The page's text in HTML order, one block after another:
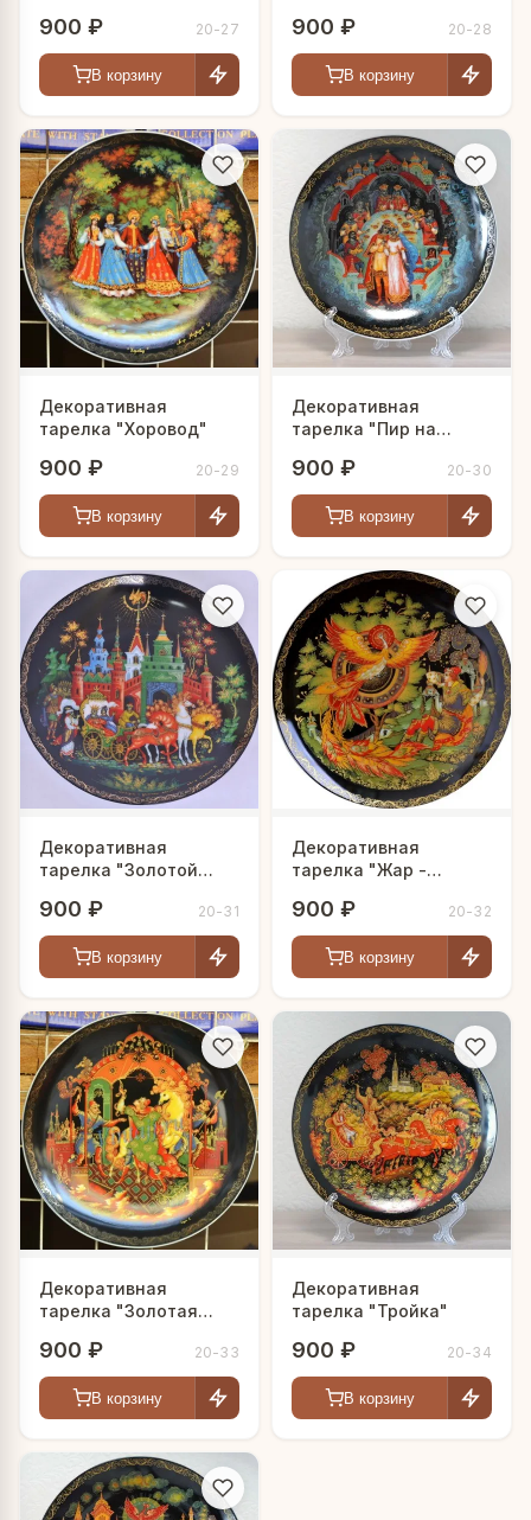
900 ₽ 20-27
В корзину
900 ₽ 20-28
В корзину
Декоративная
тарелка "Хоровод"
900 ₽ 20-29
В корзину
Декоративная
тарелка "Пир на
900 ₽ 20-30
В корзину
Декоративная
тарелка "Золотой
900 ₽ 20-31
В корзину
Декоративная
тарелка "Жар -
900 ₽ 20-32
В корзину
Декоративная
тарелка "Золотая
900 ₽ 20-33
В корзину
Декоративная
тарелка "Тройка"
900 ₽ 20-34
В корзину